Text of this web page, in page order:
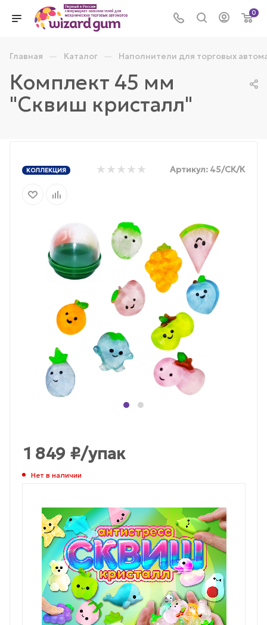
0
Главная — Каталог — Наполнители для торговых
Комплект 45 мм
"Сквиш кристалл"
КОЛЛЕКЦИЯ Артикул: 45/СК/К
1 849 ₽/упак
Нет в наличии